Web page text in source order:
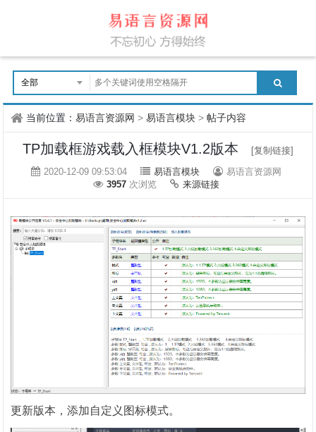
当前位置：易语言资源网 >易语言模块 >帖子内容
TP加载框游戏载入框模块V1.2版本
[复制链接]
2020-12-09 09:53:04
易语言模块
易语言资源网
3957 次浏览 来源链接
更新版本，添加自定义图标模式。